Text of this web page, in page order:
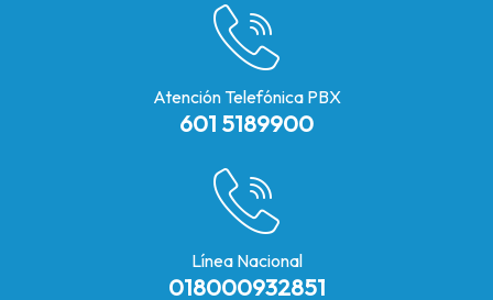
Atención Telefónica PBX
601 5189900
Línea Nacional
018000932851